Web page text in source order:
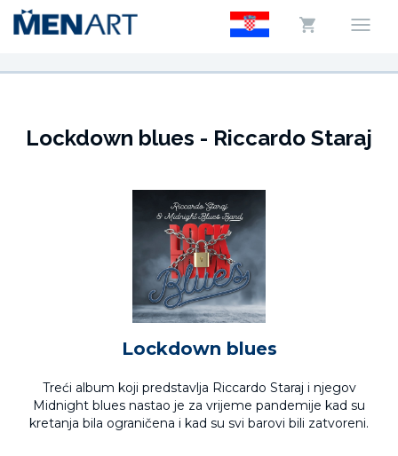
Lockdown blues - Riccardo Staraj
Lockdown blues
Treći album koji predstavlja Riccardo Staraj i njegov
Midnight blues nastao je za vrijeme pandemije kad su
kretanja bila ograničena i kad su svi barovi bili zatvoreni.